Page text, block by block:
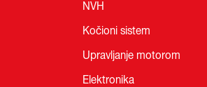
NVH
Kočioni sistem
Upravljanje motorom
Elektronika